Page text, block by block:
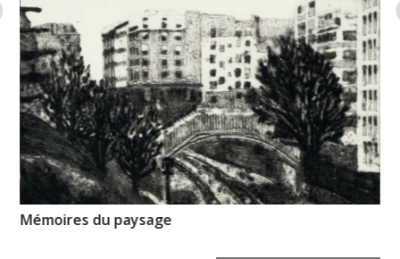
Mémoires du paysage